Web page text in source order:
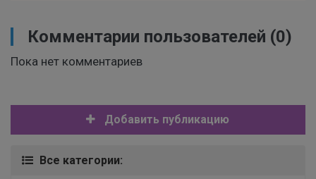
Комментарии пользователей (0)
Пока нет комментариев
Добавить публикацию
Все категории: